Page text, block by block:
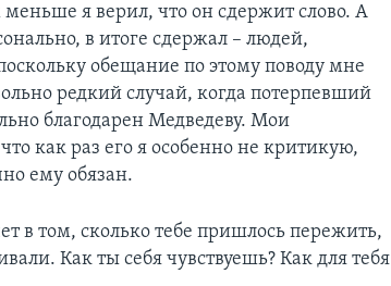
я верил, что он сдержит слово. А
в итоге сдержал – людей,
обещание по этому поводу мне
редкий случай, когда потерпевший
благодарен Медведеву. Мои
как раз его я особенно не критикую,
ему обязан.
в том, сколько тебе пришлось пережить,
Как ты себя чувствуешь? Как для тебя